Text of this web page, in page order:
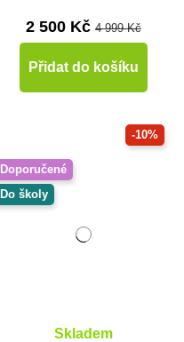
2 500 Kč 4 999 Kč
Přidat do košíku
-10%
Doporučené
Do školy
Skladem